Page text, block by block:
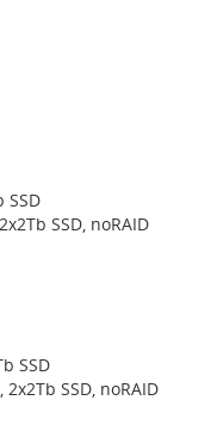
SSD
SSD, noRAID
SSD
SSD, noRAID